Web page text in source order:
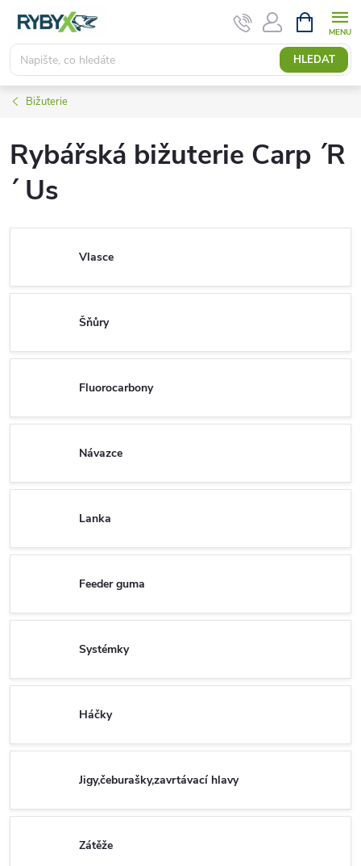
obsah
HLEDAT
NÁKUPNÍ
KOŠÍK
Bižuterie
Rybářská bižuterie Carp ´R
´ Us
Vlasce
Šňůry
Fluorocarbony
Návazce
Lanka
Feeder guma
Systémky
Háčky
Jigy,čeburašky,zavrtávací hlavy
Zátěže